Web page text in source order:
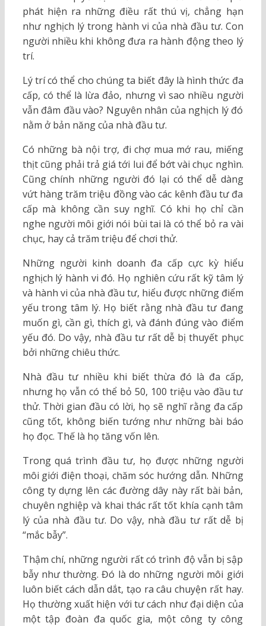
phát hiện ra những điều rất thú vị, chẳng hạn
như nghịch lý trong hành vi của nhà đầu tư. Con
người nhiều khi không đưa ra hành động theo lý
trí.
Lý trí có thể cho chúng ta biết đây là hình thức đa
cấp, có thể là lừa đảo, nhưng vì sao nhiều người
vẫn đâm đầu vào? Nguyên nhân của nghịch lý đó
nằm ở bản năng của nhà đầu tư.
Có những bà nội trợ, đi chợ mua mớ rau, miếng
thịt cũng phải trả giá tới lui để bớt vài chục nghìn.
Cũng chính những người đó lại có thể dễ dàng
vứt hàng trăm triệu đồng vào các kênh đầu tư đa
cấp mà không cần suy nghĩ. Có khi họ chỉ cần
nghe người môi giới nói bùi tai là có thể bỏ ra vài
chục, hay cả trăm triệu để chơi thử.
Những người kinh doanh đa cấp cực kỳ hiểu
nghịch lý hành vi đó. Họ nghiên cứu rất kỹ tâm lý
và hành vi của nhà đầu tư, hiểu được những điểm
yếu trong tâm lý. Họ biết rằng nhà đầu tư đang
muốn gì, cần gì, thích gì, và đánh đúng vào điểm
yếu đó. Do vậy, nhà đầu tư rất dễ bị thuyết phục
bởi những chiêu thức.
Nhà đầu tư nhiều khi biết thừa đó là đa cấp,
nhưng họ vẫn có thể bỏ 50, 100 triệu vào đầu tư
thử. Thời gian đầu có lời, họ sẽ nghĩ rằng đa cấp
cũng tốt, không biến tướng như những bài báo
họ đọc. Thế là họ tăng vốn lên.
Trong quá trình đầu tư, họ được những người
môi giới điện thoại, chăm sóc hướng dẫn. Những
công ty dựng lên các đường dây này rất bài bản,
chuyên nghiệp và khai thác rất tốt khía cạnh tâm
lý của nhà đầu tư. Do vậy, nhà đầu tư rất dễ bị
“mắc bẫy”.
Thậm chí, những người rất có trình độ vẫn bị sập
bẫy như thường. Đó là do những người môi giới
luôn biết cách dẫn dắt, tạo ra câu chuyện rất hay.
Họ thường xuất hiện với tư cách như đại diện của
một tập đoàn đa quốc gia, một công ty công